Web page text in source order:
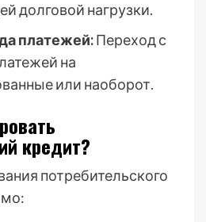
долговой нагрузки.
платежей:Переход с
на
или наоборот.
кредит?
потребительского